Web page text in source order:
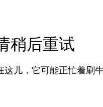
稍后重试
这儿，它可能正忙着刷